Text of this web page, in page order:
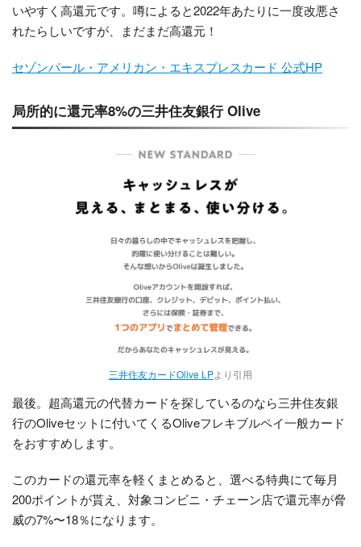
いやすく高還元です。噂によると2022年あたりに一度改悪さ
れたらしいですが、まだまだ高還元！
セゾンパール・アメリカン・エキスプレスカード 公式HP
局所的に還元率8%の三井住友銀行 Olive
三井住友カードOlive LPより引用
最後。超高還元の代替カードを探しているのなら三井住友銀
行のOliveセットに付いてくるOliveフレキブルペイ一般カード
をおすすめします。
このカードの還元率を軽くまとめると、選べる特典にて毎月
200ポイントが貰え、対象コンビニ・チェーン店で還元率が脅
威の7%〜18％になります。